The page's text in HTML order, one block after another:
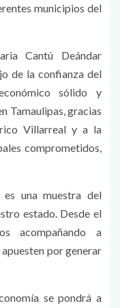
municipios del
Cantú Deándar
de la confianza del
sólido y
Tamaulipas, gracias
Villarreal y a la
comprometidos,
es una muestra del
estado. Desde el
acompañando a
por generar
se pondrá a